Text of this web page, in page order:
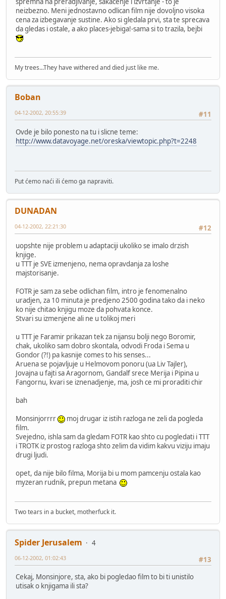
neizbezno. Meni jednostavno odlican film nije dovoljno visoka
cena za izbegavanje sustine. Ako si gledala prvi, sta te sprecava
da gledas i ostale, a ako places-jebiga!-sama si to trazila, bejbi
My trees...They have withered and died just like me.
Boban
#11
04-12-2002, 20:55:39
Ovde je bilo ponesto na tu i slicne teme:
http://www.datavoyage.net/oreska/viewtopic.php?t=2248
Put ćemo naći ili ćemo ga napraviti.
DUNADAN
#12
04-12-2002, 22:21:30
uopshte nije problem u adaptaciji ukoliko se imalo drzish
knjige.
u TTT je SVE izmenjeno, nema opravdanja za loshe
majstorisanje.
FOTR je sam za sebe odlichan film, intro je fenomenalno
uradjen, za 10 minuta je predjeno 2500 godina tako da i neko
ko nije chitao knjigu moze da pohvata konce.
Stvari su izmenjene ali ne u tolikoj meri
u TTT je Faramir prikazan tek za nijansu bolji nego Boromir,
chak, ukoliko sam dobro skontala, odvodi Froda i Sema u
Gondor (?!) pa kasnije comes to his senses...
Aruena se pojavljuje u Helmovom ponoru (ua Liv Tajler),
Jovajna u fajti sa Aragornom, Gandalf srece Merija i Pipina u
Fangornu, kvari se iznenadjenje, ma, josh ce mi proraditi chir
bah
Monsinjorrrr
moj drugar iz istih razloga ne zeli da pogleda
film.
Svejedno, ishla sam da gledam FOTR kao shto cu pogledati i TTT
i TROTK iz prostog razloga shto zelim da vidim kakvu viziju imaju
drugi ljudi.
opet, da nije bilo filma, Morija bi u mom pamcenju ostala kao
myzeran rudnik, prepun metana
Two tears in a bucket, motherfuck it.
Spider Jerusalem
4
#13
06-12-2002, 01:02:43
Cekaj, Monsinjore, sta, ako bi pogledao film to bi ti unistilo
utisak o knjigama ili sta?